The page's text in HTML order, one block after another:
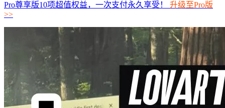
Pro尊享版10项超值权益，一次支付永久享受！ 升级至Pro版
>>